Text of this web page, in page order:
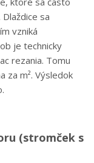
sa
vzniká
je technicky
rezania. Tomu
za m². Výsledok
(stromček s